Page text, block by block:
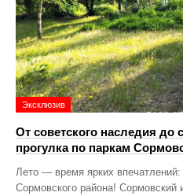
Эксклюзив
От советского наследия
прогулка по паркам
Лето — время ярких впечатлений:
Сормовского района! Сормовский